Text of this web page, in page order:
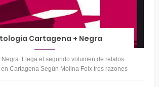
Cartagena + Negra
Llega el segundo volumen de relatos
Cartagena Según Molina Foix tres razones